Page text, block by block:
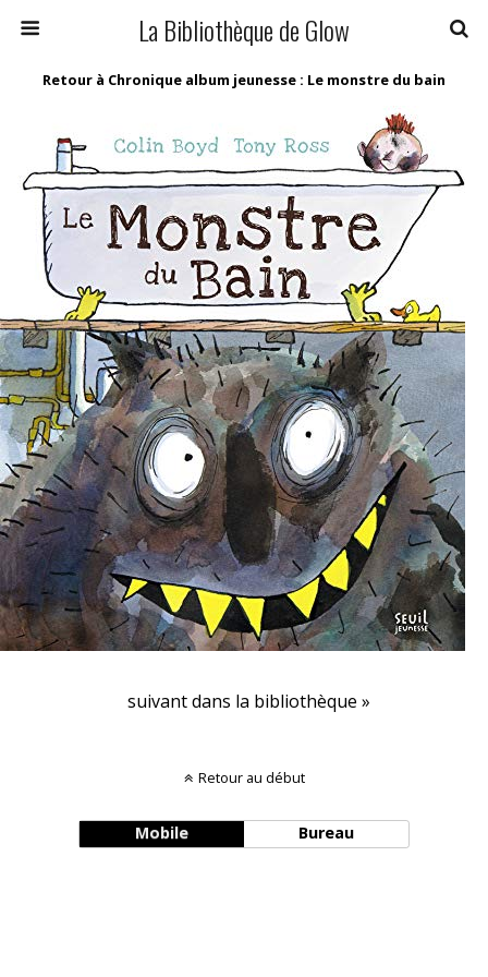
La Bibliothèque de Glow
Retour à Chronique album jeunesse : Le monstre du bain
suivant dans la bibliothèque »
Retour au début
Mobile Bureau